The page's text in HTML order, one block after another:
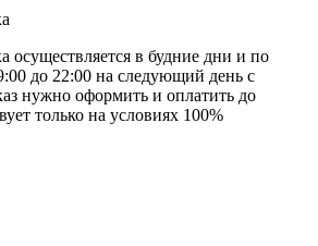
осуществляется в будние дни и по
до 22:00 на следующий день с
нужно оформить и оплатить до
только на условиях 100%